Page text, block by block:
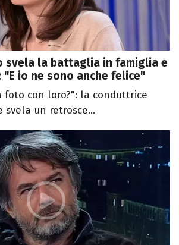
svela la battaglia in famiglia e
io ne sono anche felice"
foto con loro?": la conduttrice
svela un retrosce...